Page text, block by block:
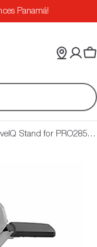
Panamá!
Napoleon TravelQ Stand for PRO285; Color: Black PRO285-STAND